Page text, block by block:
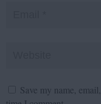
Save my name,